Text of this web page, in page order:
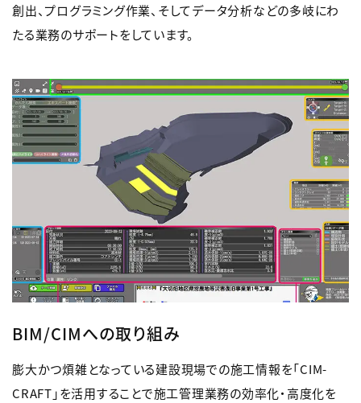
創出、プログラミング作業、そしてデータ分析などの多岐にわ
たる業務のサポートをしています。
BIM/CIMへの取り組み
膨大かつ煩雑となっている建設現場での施工情報を「CIM-
CRAFT」を活用することで施工管理業務の効率化・高度化を